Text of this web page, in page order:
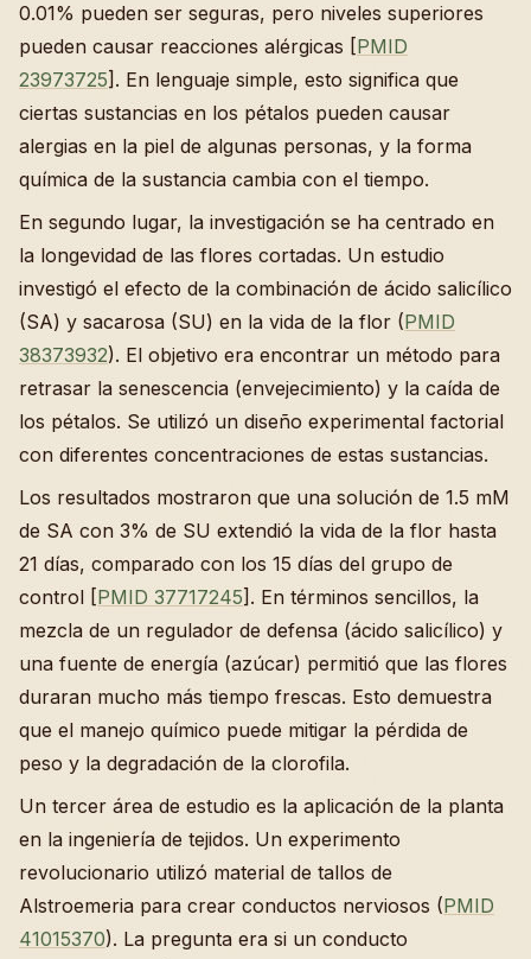
0.01% pueden ser seguras, pero niveles superiores
pueden causar reacciones alérgicas [PMID
23973725]. En lenguaje simple, esto significa que
ciertas sustancias en los pétalos pueden causar
alergias en la piel de algunas personas, y la forma
química de la sustancia cambia con el tiempo.
En segundo lugar, la investigación se ha centrado en
la longevidad de las flores cortadas. Un estudio
investigó el efecto de la combinación de ácido salicílico
(SA) y sacarosa (SU) en la vida de la flor (PMID
38373932). El objetivo era encontrar un método para
retrasar la senescencia (envejecimiento) y la caída de
los pétalos. Se utilizó un diseño experimental factorial
con diferentes concentraciones de estas sustancias.
Los resultados mostraron que una solución de 1.5 mM
de SA con 3% de SU extendió la vida de la flor hasta
21 días, comparado con los 15 días del grupo de
control [PMID 37717245]. En términos sencillos, la
mezcla de un regulador de defensa (ácido salicílico) y
una fuente de energía (azúcar) permitió que las flores
duraran mucho más tiempo frescas. Esto demuestra
que el manejo químico puede mitigar la pérdida de
peso y la degradación de la clorofila.
Un tercer área de estudio es la aplicación de la planta
en la ingeniería de tejidos. Un experimento
revolucionario utilizó material de tallos de
Alstroemeria para crear conductos nerviosos (PMID
41015370). La pregunta era si un conducto